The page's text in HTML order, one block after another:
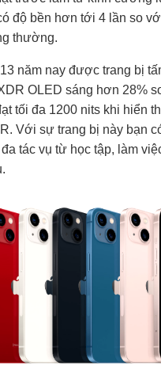
độ bền hơn tới 4 lần so
thường.
năm nay được trang bị
OLED sáng hơn 28%
tối đa 1200 nits khi hiển
Với sự trang bị này bạn
tác vụ từ học tập, làm